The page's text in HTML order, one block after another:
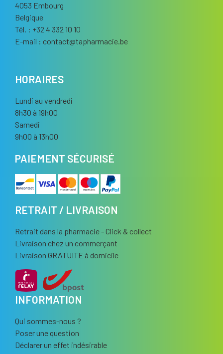
4053 Embourg
Belgique
Tél. : +32 4 332 10 10
E-mail : contact@tapharmacie.be
HORAIRES
Lundi au vendredi
8h30 à 19h00
Samedi
9h00 à 13h00
PAIEMENT SÉCURISÉ
RETRAIT / LIVRAISON
Retrait dans la pharmacie - Click & collect
Livraison chez un commerçant
Livraison GRATUITE à domicile
INFORMATION
Qui sommes-nous ?
Poser une question
Déclarer un effet indésirable